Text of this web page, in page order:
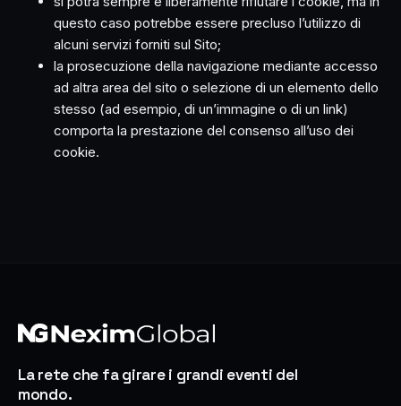
questo caso potrebbe essere precluso l’utilizzo di
alcuni servizi forniti sul Sito;
la prosecuzione della navigazione mediante accesso
ad altra area del sito o selezione di un elemento dello
stesso (ad esempio, di un’immagine o di un link)
comporta la prestazione del consenso all’uso dei
cookie.
La rete che fa girare i grandi eventi del
mondo.